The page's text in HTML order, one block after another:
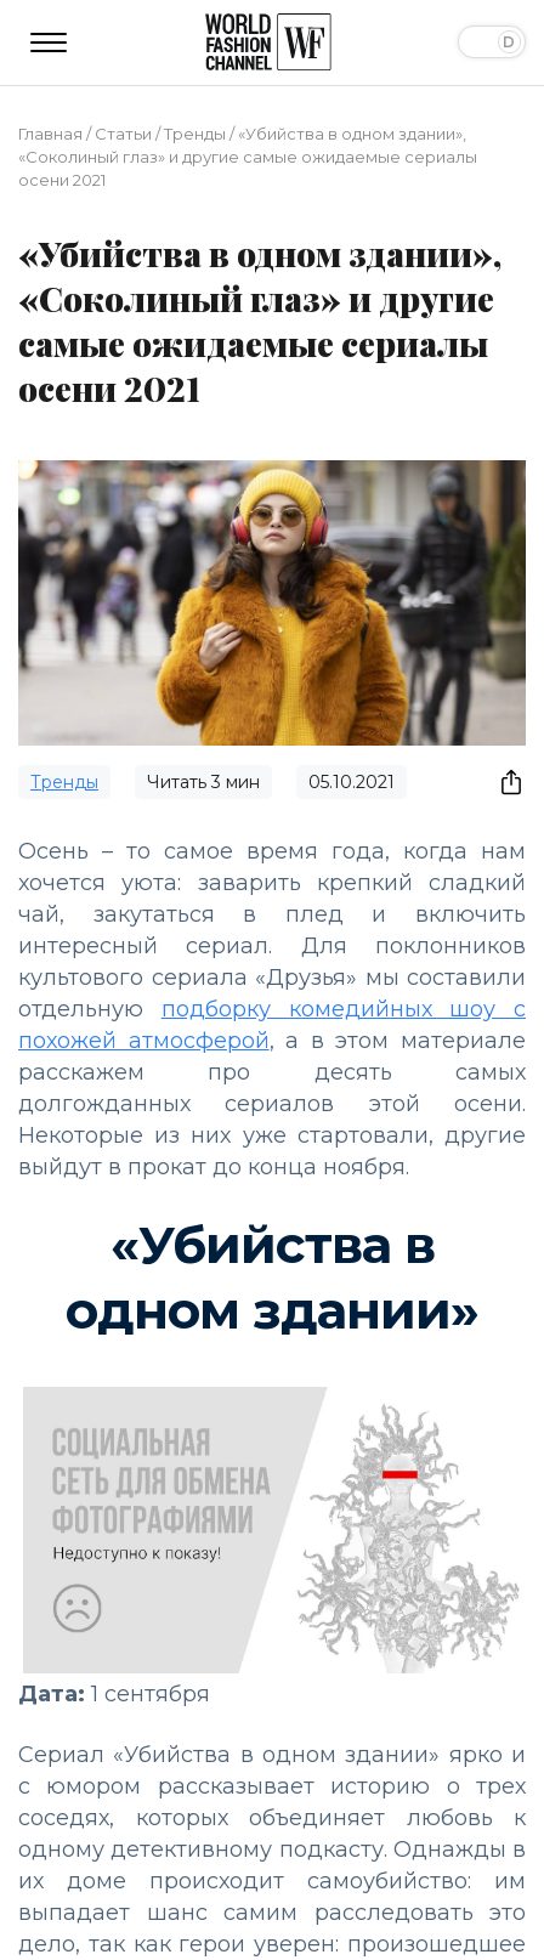
Главная /Статьи /Тренды /«Убийства в одном здании»,
«Соколиный глаз» и другие самые ожидаемые сериалы
осени 2021
«Убийства в одном здании»,
«Соколиный глаз» и другие
самые ожидаемые сериалы
осени 2021
Тренды Читать3 мин 05.10.2021
Осень – то самое время года, когда нам
хочется уюта: заварить крепкий сладкий
чай, закутаться в плед и включить
интересный сериал. Для поклонников
культового сериала «Друзья» мы составили
отдельную подборку комедийных шоу с
похожей атмосферой, а в этом материале
расскажем про десять самых
долгожданных сериалов этой осени.
Некоторые из них уже стартовали, другие
выйдут в прокат до конца ноября.
«Убийства в
одном здании»
Дата: 1 сентября
Сериал «Убийства в одном здании» ярко и
с юмором рассказывает историю о трех
соседях, которых объединяет любовь к
одному детективному подкасту. Однажды в
их доме происходит самоубийство: им
выпадает шанс самим расследовать это
дело, так как герои уверен: произошедшее